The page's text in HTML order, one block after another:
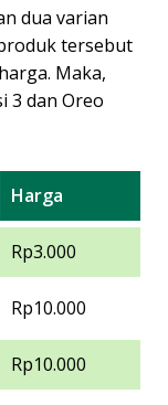
dua varian
tersebut
Maka,
3 dan Oreo
Harga
Rp3.000
Rp10.000
Rp10.000